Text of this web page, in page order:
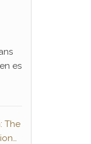
es
The